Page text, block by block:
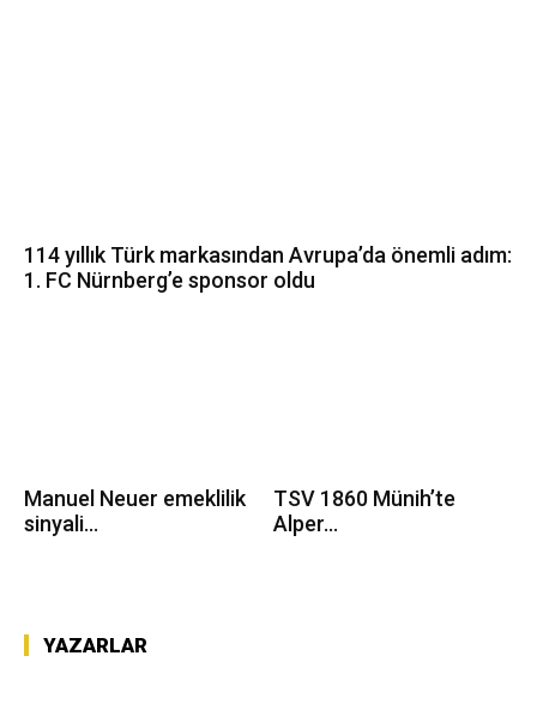
114 yıllık Türk markasından Avrupa’da önemli adım:
1. FC Nürnberg’e sponsor oldu
Manuel Neuer emeklilik
sinyali...
TSV 1860 Münih’te
Alper...
YAZARLAR